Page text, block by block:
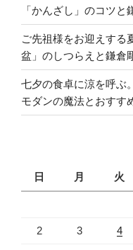
「かんざし」のコツと
ご先祖様をお迎えする
盆」のしつらえと鎌倉
七夕の食卓に涼を呼ぶ
モダンの魔法とおすす
日
月 火
2 3 4